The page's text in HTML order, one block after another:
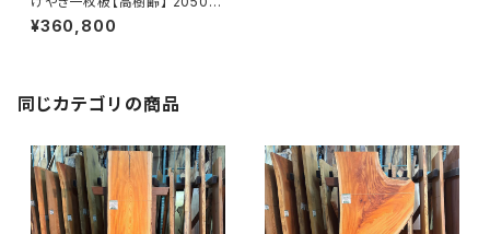
430~900×45㎜【植物油オイ
ル仕上げ】
¥360,800
同じカテゴリの商品